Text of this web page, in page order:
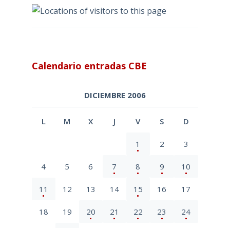
Calendario entradas CBE
DICIEMBRE 2006
L M X J V S D
1 2 3
4 5 6 7 8 9 10
11 12 13 14 15 16 17
18 19 20 21 22 23 24